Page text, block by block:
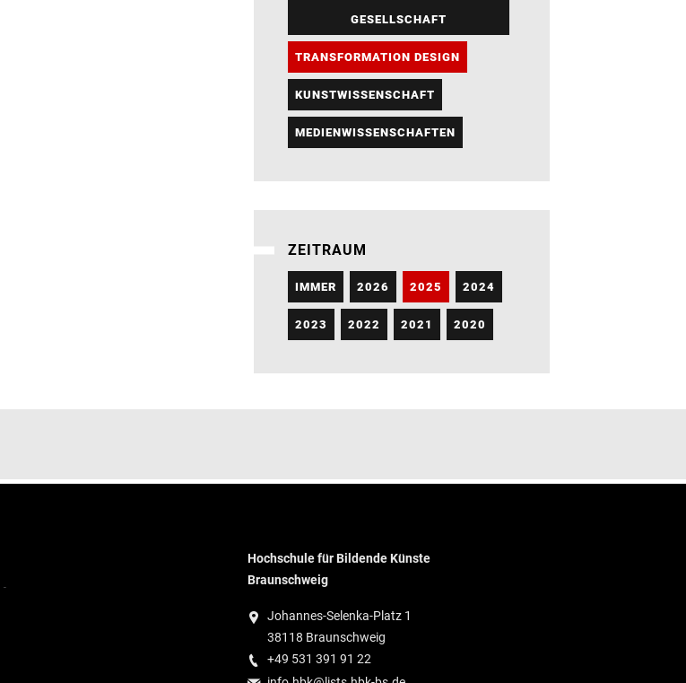
GESELLSCHAFT
TRANSFORMATION DESIGN
KUNSTWISSENSCHAFT
MEDIENWISSENSCHAFTEN
ZEITRAUM
IMMER 2026 2025 2024
2023 2022 2021 2020
Hochschule für Bildende Künste
Braunschweig
Johannes-Selenka-Platz 1
38118 Braunschweig
+49 531 391 91 22